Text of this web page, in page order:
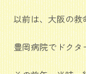
以前は、大阪の
豊岡病院でドクタ